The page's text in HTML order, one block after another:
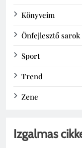
Könyveim
Önfejlesztő sarok
Sport
Trend
Zene
Izgalmas